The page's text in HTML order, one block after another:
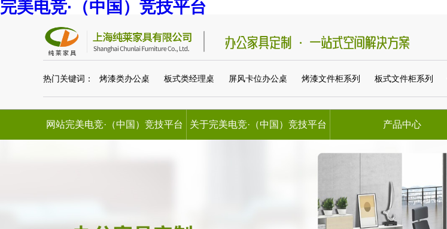
完美电竞·（中国）竞技平台
热门关键词： 烤漆类办公桌 板式类经理桌 屏风卡位办公桌 烤漆文件柜系列 板式文件柜系列
网站完美电竞·（中国）竞技平台 关于完美电竞·（中国）竞技平台 产品中心